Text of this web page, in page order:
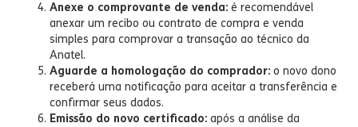
Anexe o comprovante de venda: é recomendável
anexar um recibo ou contrato de compra e venda
simples para comprovar a transação ao técnico da
Anatel.
Aguarde a homologação do comprador: o novo dono
receberá uma notificação para aceitar a transferência e
confirmar seus dados.
Emissão do novo certificado: após a análise da